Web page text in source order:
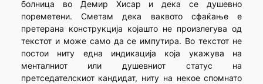
болница во Демир Хисар и дека се душевно
пореметени. Сметам дека ваквото сфаќање е
претерана конструкција којашто не произлегува од
текстот и може само да се импутира. Во текстот не
постои ниту една индикација која укажува на
менталниот или душевниот статус на
претседателскиот кандидат, ниту на некое спомнато